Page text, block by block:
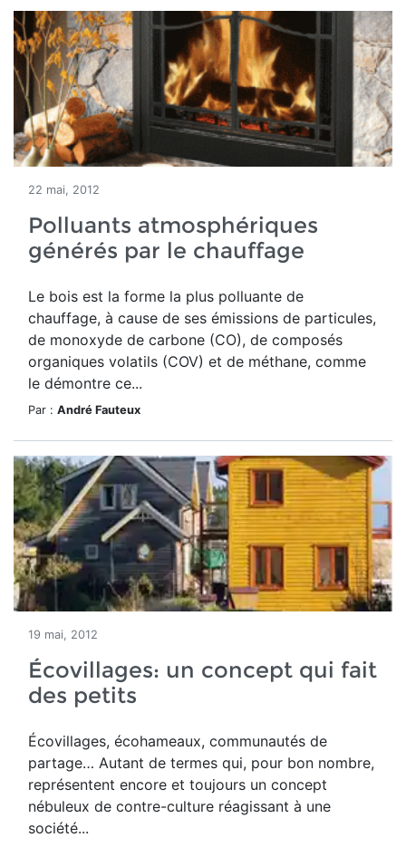
22 mai, 2012
Polluants atmosphériques
générés par le chauffage
Le bois est la forme la plus polluante de
chauffage, à cause de ses émissions de particules,
de monoxyde de carbone (CO), de composés
organiques volatils (COV) et de méthane, comme
le démontre ce...
Par : André Fauteux
19 mai, 2012
Écovillages: un concept qui fait
des petits
Écovillages, écohameaux, communautés de
partage… Autant de termes qui, pour bon nombre,
représentent encore et toujours un concept
nébuleux de contre-culture réagissant à une
société...